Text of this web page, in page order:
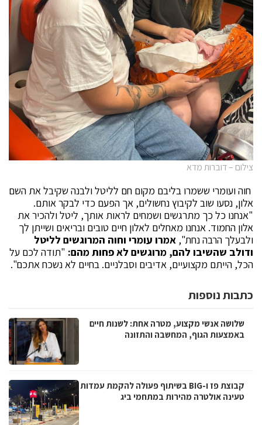
צילום – דוברות מדא
חוה ועומרי ששמרו בליבם מקום חם לליטל ולבנה שקיבל את השם
אלון, נסעו שוב לקיבוץ נחשולים, אך הפעם כדי לבקר אותם.
"אנחנו כל כך מתרגשים ושמחים לראות אותך, ליטל ולהכיר את
אלון החמוד. אנחנו מאחלים לאלון חיים טובים ובריאים ושייתן לך
ולבעלך הרבה נחת", אמרו עומרי וחוה המרוגשים לליטל
ודולב שהשיבו להם, מרוגשים לא פחות מהם: "תודה לכם על
הכל, הייתם מקצועיים, אדיבים וסבלניים. בחיים לא נשכח אתכם".
כתבות נוספות
שלושה אנשי מקצוע, מטרה אחת: לשנות חיים
באמצעות הגוף, המחשבה והתזונה
קבוצת פז ו-BIG בשיתוף פעולה להקמת עמדות
טעינה אולטרה מהירות במתחמי ביג